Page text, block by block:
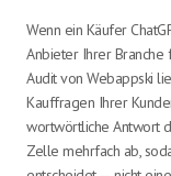
Wenn ein Käufer
Anbieter Ihrer Branche
Audit von Webappski
Kauffragen Ihrer
wortwörtliche Antwort
Zelle mehrfach ab,